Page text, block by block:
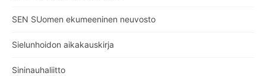
SEN SUomen ekumeeninen neuvosto
Sielunhoidon aikakauskirja
Sininauhaliitto